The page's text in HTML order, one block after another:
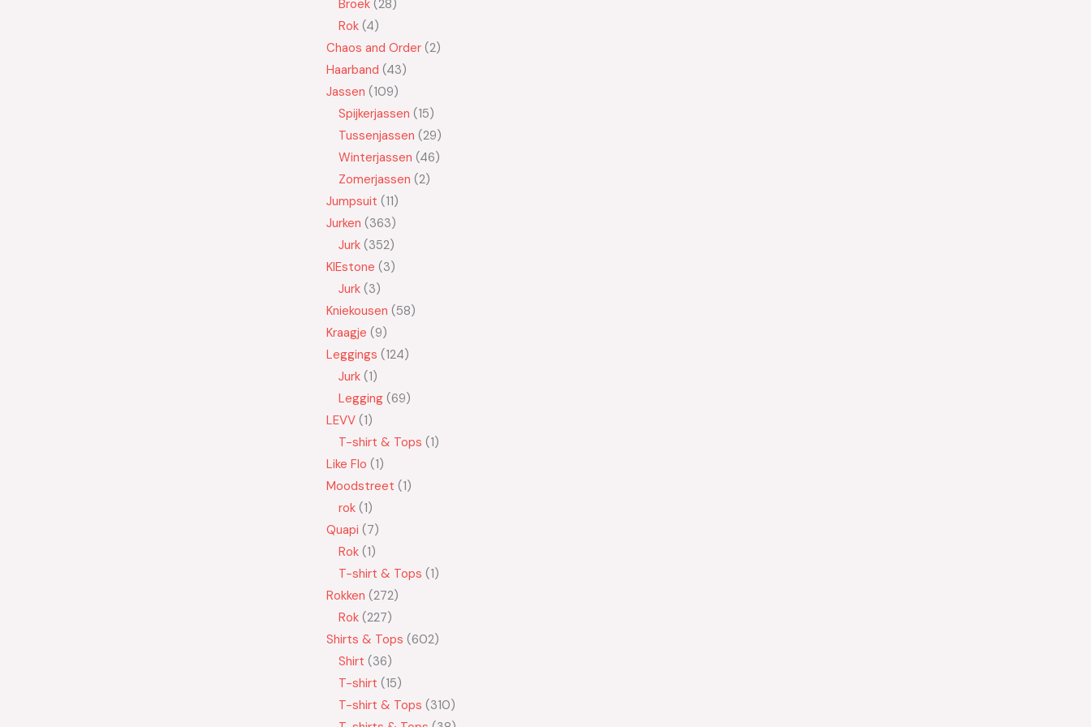
Broek 28
Rok 4
Chaos and Order 2
Haarband 43
Jassen 109
Spijkerjassen 15
Tussenjassen 29
Winterjassen 46
Zomerjassen 2
Jumpsuit 11
Jurken 363
Jurk 352
KIEstone 3
Jurk 3
Kniekousen 58
Kraagje 9
Leggings 124
Jurk 1
Legging 69
LEVV 1
T-shirt & Tops 1
Like Flo 1
Moodstreet 1
rok 1
Quapi 7
Rok 1
T-shirt & Tops 1
Rokken 272
Rok 227
Shirts & Tops 602
Shirt 36
T-shirt 15
T-shirt & Tops 310